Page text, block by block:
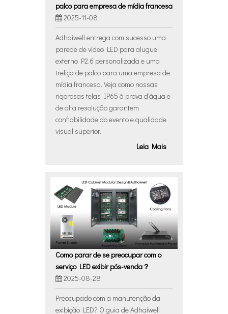
palco para empresa de mídia francesa
2025-11-08
Adhaiwell entrega com sucesso uma
parede de vídeo LED para aluguel
externo P2.6 personalizada e uma
treliça de palco para uma empresa de
mídia francesa. Veja como nossas
rigorosas telas IP65 à prova d'água e
de alta resolução garantem
confiabilidade do evento e qualidade
visual superior.
Leia Mais
Como parar de se preocupar com o
serviço LED exibir pós-venda？
2025-08-28
Preocupado com a manutenção da
exibição LED? O guia de Adhaiwell